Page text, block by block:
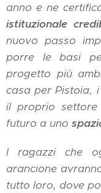
anno e ne
istituzionale
nuovo passo
porre le basi
progetto più
casa per Pistoia,
il proprio settore
futuro a uno
I ragazzi che
arancione
tutto loro, dove